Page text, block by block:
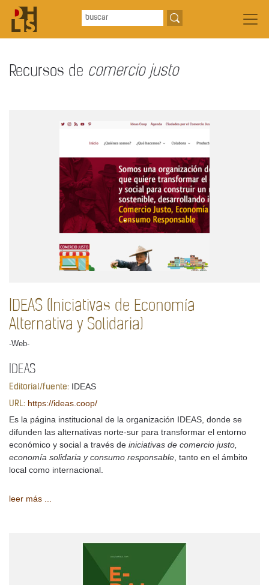
Recursos de comercio justo
IDEAS (Iniciativas de Economía
Alternativa y Solidaria)
-Web-
IDEAS
Editorial/fuente: IDEAS
URL: https://ideas.coop/
Es la página institucional de la organización IDEAS, donde se
difunden las alternativas norte-sur para transformar el entorno
económico y social a través de iniciativas de comercio justo,
economía solidaria y consumo responsable, tanto en el ámbito
local como internacional.
leer más ...